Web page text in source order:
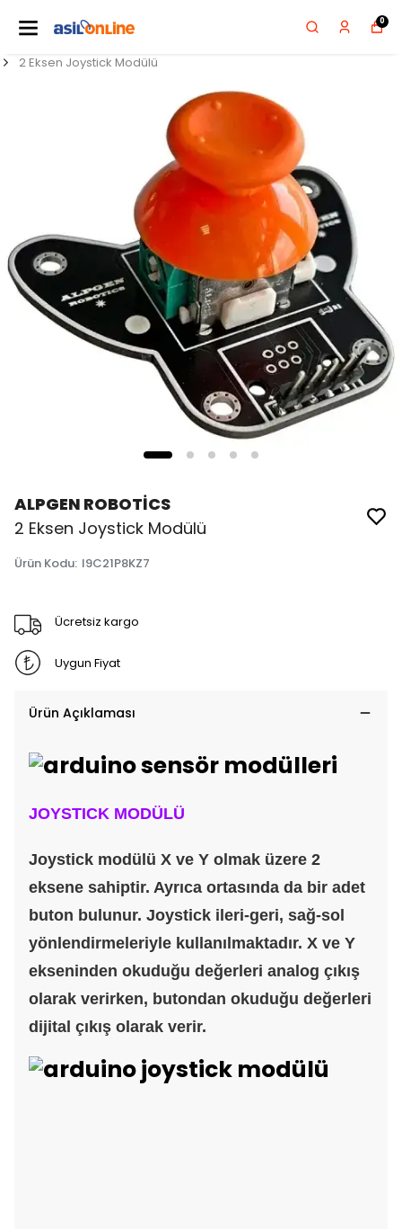
0
2 Eksen Joystick Modülü
ALPGEN ROBOTİCS
2 Eksen Joystick Modülü
Ürün Kodu: I9C21P8KZ7
Ücretsiz kargo
Uygun Fiyat
Ürün Açıklaması
JOYSTICK MODÜLÜ
Joystick modülü X ve Y olmak üzere 2
eksene sahiptir. Ayrıca ortasında da bir adet
buton bulunur. Joystick ileri-geri, sağ-sol
yönlendirmeleriyle kullanılmaktadır. X ve Y
ekseninden okuduğu değerleri analog çıkış
olarak verirken, butondan okuduğu değerleri
dijital çıkış olarak verir.